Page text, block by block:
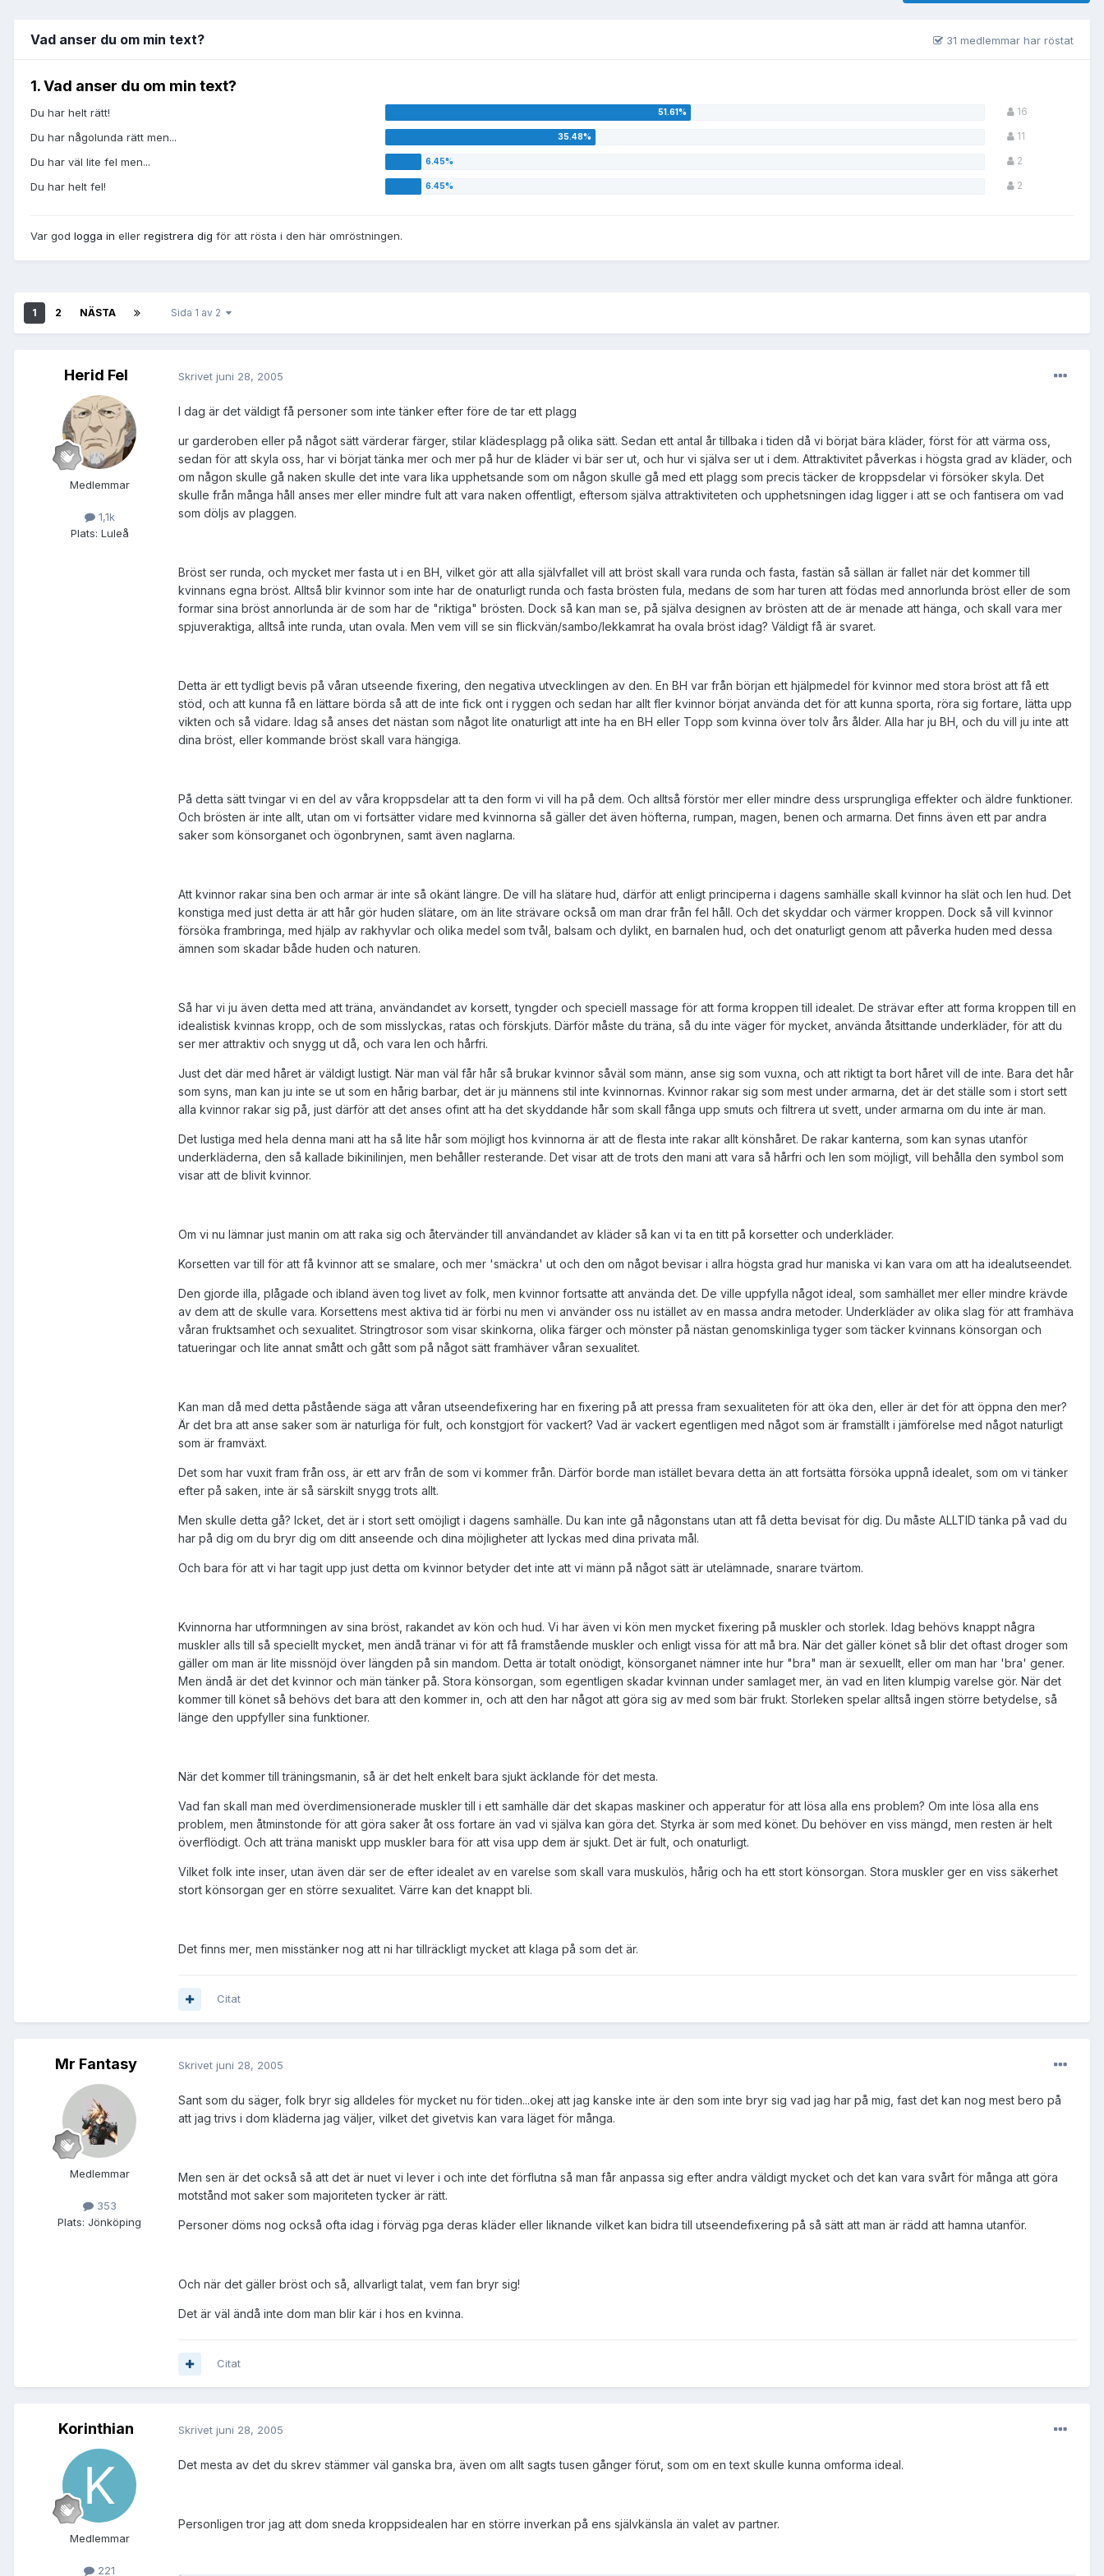
Vad anser du om min text? 31 medlemmar har röstat
1. Vad anser du om min text?
Du har helt rätt! 16
Du har någolunda rätt men... 11
Du har väl lite fel men... 2
Du har helt fel! 2
Var god logga in eller registrera dig för att rösta i den här omröstningen.
1 2 NÄSTA Sida 1 av 2
Herid Fel
Medlemmar
1,1k
Plats: Luleå
Skrivet juni 28, 2005
I dag är det väldigt få personer som inte tänker efter före de tar ett plagg
ur garderoben eller på något sätt värderar färger, stilar klädesplagg på olika sätt. Sedan ett antal år tillbaka i tiden då vi börjat bära kläder, först för att värma oss,
sedan för att skyla oss, har vi börjat tänka mer och mer på hur de kläder vi bär ser ut, och hur vi själva ser ut i dem. Attraktivitet påverkas i högsta grad av kläder, och
om någon skulle gå naken skulle det inte vara lika upphetsande som om någon skulle gå med ett plagg som precis täcker de kroppsdelar vi försöker skyla. Det
skulle från många håll anses mer eller mindre fult att vara naken offentligt, eftersom själva attraktiviteten och upphetsningen idag ligger i att se och fantisera om vad
som döljs av plaggen.
Bröst ser runda, och mycket mer fasta ut i en BH, vilket gör att alla självfallet vill att bröst skall vara runda och fasta, fastän så sällan är fallet när det kommer till
kvinnans egna bröst. Alltså blir kvinnor som inte har de onaturligt runda och fasta brösten fula, medans de som har turen att födas med annorlunda bröst eller de som
formar sina bröst annorlunda är de som har de "riktiga" brösten. Dock så kan man se, på själva designen av brösten att de är menade att hänga, och skall vara mer
spjuveraktiga, alltså inte runda, utan ovala. Men vem vill se sin flickvän/sambo/lekkamrat ha ovala bröst idag? Väldigt få är svaret.
Detta är ett tydligt bevis på våran utseende fixering, den negativa utvecklingen av den. En BH var från början ett hjälpmedel för kvinnor med stora bröst att få ett
stöd, och att kunna få en lättare börda så att de inte fick ont i ryggen och sedan har allt fler kvinnor börjat använda det för att kunna sporta, röra sig fortare, lätta upp
vikten och så vidare. Idag så anses det nästan som något lite onaturligt att inte ha en BH eller Topp som kvinna över tolv års ålder. Alla har ju BH, och du vill ju inte att
dina bröst, eller kommande bröst skall vara hängiga.
På detta sätt tvingar vi en del av våra kroppsdelar att ta den form vi vill ha på dem. Och alltså förstör mer eller mindre dess ursprungliga effekter och äldre funktioner.
Och brösten är inte allt, utan om vi fortsätter vidare med kvinnorna så gäller det även höfterna, rumpan, magen, benen och armarna. Det finns även ett par andra
saker som könsorganet och ögonbrynen, samt även naglarna.
Att kvinnor rakar sina ben och armar är inte så okänt längre. De vill ha slätare hud, därför att enligt principerna i dagens samhälle skall kvinnor ha slät och len hud. Det
konstiga med just detta är att hår gör huden slätare, om än lite strävare också om man drar från fel håll. Och det skyddar och värmer kroppen. Dock så vill kvinnor
försöka frambringa, med hjälp av rakhyvlar och olika medel som tvål, balsam och dylikt, en barnalen hud, och det onaturligt genom att påverka huden med dessa
ämnen som skadar både huden och naturen.
Så har vi ju även detta med att träna, användandet av korsett, tyngder och speciell massage för att forma kroppen till idealet. De strävar efter att forma kroppen till en
idealistisk kvinnas kropp, och de som misslyckas, ratas och förskjuts. Därför måste du träna, så du inte väger för mycket, använda åtsittande underkläder, för att du
ser mer attraktiv och snygg ut då, och vara len och hårfri.
Just det där med håret är väldigt lustigt. När man väl får hår så brukar kvinnor såväl som männ, anse sig som vuxna, och att riktigt ta bort håret vill de inte. Bara det hår
som syns, man kan ju inte se ut som en hårig barbar, det är ju männens stil inte kvinnornas. Kvinnor rakar sig som mest under armarna, det är det ställe som i stort sett
alla kvinnor rakar sig på, just därför att det anses ofint att ha det skyddande hår som skall fånga upp smuts och filtrera ut svett, under armarna om du inte är man.
Det lustiga med hela denna mani att ha så lite hår som möjligt hos kvinnorna är att de flesta inte rakar allt könshåret. De rakar kanterna, som kan synas utanför
underkläderna, den så kallade bikinilinjen, men behåller resterande. Det visar att de trots den mani att vara så hårfri och len som möjligt, vill behålla den symbol som
visar att de blivit kvinnor.
Om vi nu lämnar just manin om att raka sig och återvänder till användandet av kläder så kan vi ta en titt på korsetter och underkläder.
Korsetten var till för att få kvinnor att se smalare, och mer 'smäckra' ut och den om något bevisar i allra högsta grad hur maniska vi kan vara om att ha idealutseendet.
Den gjorde illa, plågade och ibland även tog livet av folk, men kvinnor fortsatte att använda det. De ville uppfylla något ideal, som samhället mer eller mindre krävde
av dem att de skulle vara. Korsettens mest aktiva tid är förbi nu men vi använder oss nu istället av en massa andra metoder. Underkläder av olika slag för att framhäva
våran fruktsamhet och sexualitet. Stringtrosor som visar skinkorna, olika färger och mönster på nästan genomskinliga tyger som täcker kvinnans könsorgan och
tatueringar och lite annat smått och gått som på något sätt framhäver våran sexualitet.
Kan man då med detta påstående säga att våran utseendefixering har en fixering på att pressa fram sexualiteten för att öka den, eller är det för att öppna den mer?
Är det bra att anse saker som är naturliga för fult, och konstgjort för vackert? Vad är vackert egentligen med något som är framställt i jämförelse med något naturligt
som är framväxt.
Det som har vuxit fram från oss, är ett arv från de som vi kommer från. Därför borde man istället bevara detta än att fortsätta försöka uppnå idealet, som om vi tänker
efter på saken, inte är så särskilt snygg trots allt.
Men skulle detta gå? Icket, det är i stort sett omöjligt i dagens samhälle. Du kan inte gå någonstans utan att få detta bevisat för dig. Du måste ALLTID tänka på vad du
har på dig om du bryr dig om ditt anseende och dina möjligheter att lyckas med dina privata mål.
Och bara för att vi har tagit upp just detta om kvinnor betyder det inte att vi männ på något sätt är utelämnade, snarare tvärtom.
Kvinnorna har utformningen av sina bröst, rakandet av kön och hud. Vi har även vi kön men mycket fixering på muskler och storlek. Idag behövs knappt några
muskler alls till så speciellt mycket, men ändå tränar vi för att få framstående muskler och enligt vissa för att må bra. När det gäller könet så blir det oftast droger som
gäller om man är lite missnöjd över längden på sin mandom. Detta är totalt onödigt, könsorganet nämner inte hur "bra" man är sexuellt, eller om man har 'bra' gener.
Men ändå är det det kvinnor och män tänker på. Stora könsorgan, som egentligen skadar kvinnan under samlaget mer, än vad en liten klumpig varelse gör. När det
kommer till könet så behövs det bara att den kommer in, och att den har något att göra sig av med som bär frukt. Storleken spelar alltså ingen större betydelse, så
länge den uppfyller sina funktioner.
När det kommer till träningsmanin, så är det helt enkelt bara sjukt äcklande för det mesta.
Vad fan skall man med överdimensionerade muskler till i ett samhälle där det skapas maskiner och apperatur för att lösa alla ens problem? Om inte lösa alla ens
problem, men åtminstonde för att göra saker åt oss fortare än vad vi själva kan göra det. Styrka är som med könet. Du behöver en viss mängd, men resten är helt
överflödigt. Och att träna maniskt upp muskler bara för att visa upp dem är sjukt. Det är fult, och onaturligt.
Vilket folk inte inser, utan även där ser de efter idealet av en varelse som skall vara muskulös, hårig och ha ett stort könsorgan. Stora muskler ger en viss säkerhet
stort könsorgan ger en större sexualitet. Värre kan det knappt bli.
Det finns mer, men misstänker nog att ni har tillräckligt mycket att klaga på som det är.
Citat
Mr Fantasy
Medlemmar
353
Plats: Jönköping
Skrivet juni 28, 2005
Sant som du säger, folk bryr sig alldeles för mycket nu för tiden...okej att jag kanske inte är den som inte bryr sig vad jag har på mig, fast det kan nog mest bero på
att jag trivs i dom kläderna jag väljer, vilket det givetvis kan vara läget för många.
Men sen är det också så att det är nuet vi lever i och inte det förflutna så man får anpassa sig efter andra väldigt mycket och det kan vara svårt för många att göra
motstånd mot saker som majoriteten tycker är rätt.
Personer döms nog också ofta idag i förväg pga deras kläder eller liknande vilket kan bidra till utseendefixering på så sätt att man är rädd att hamna utanför.
Och när det gäller bröst och så, allvarligt talat, vem fan bryr sig!
Det är väl ändå inte dom man blir kär i hos en kvinna.
Citat
Korinthian
Medlemmar
221
Skrivet juni 28, 2005
Det mesta av det du skrev stämmer väl ganska bra, även om allt sagts tusen gånger förut, som om en text skulle kunna omforma ideal.
Personligen tror jag att dom sneda kroppsidealen har en större inverkan på ens självkänsla än valet av partner.